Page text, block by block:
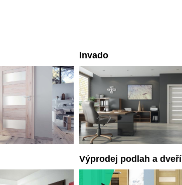
Invado
Výprodej podlah a dveří